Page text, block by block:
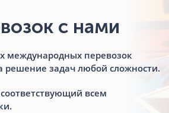
с нами
международных перевозок
решение задач любой сложности.
всем